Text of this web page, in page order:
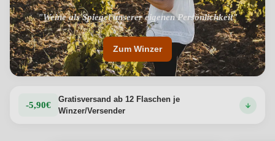
"Weine als Spiegel unserer eigenen Persönlichkeit"
Zum Winzer
-5,90€
Gratisversand ab 12 Flaschen je
Winzer/Versender